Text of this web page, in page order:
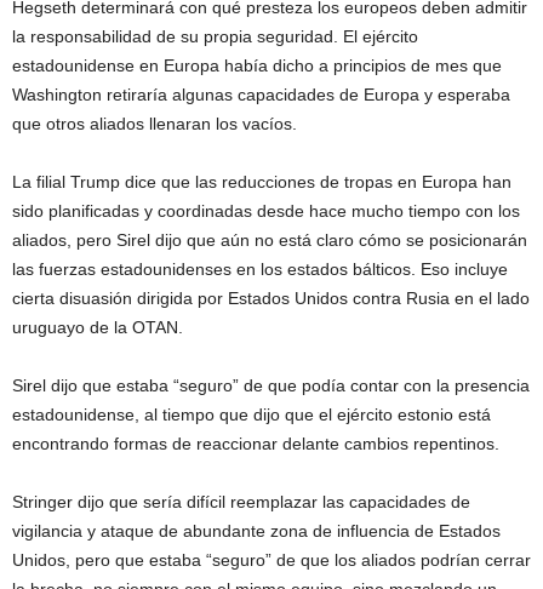
Hegseth determinará con qué presteza los europeos deben admitir
la responsabilidad de su propia seguridad. El ejército
estadounidense en Europa había dicho a principios de mes que
Washington retiraría algunas capacidades de Europa y esperaba
que otros aliados llenaran los vacíos.
La filial Trump dice que las reducciones de tropas en Europa han
sido planificadas y coordinadas desde hace mucho tiempo con los
aliados, pero Sirel dijo que aún no está claro cómo se posicionarán
las fuerzas estadounidenses en los estados bálticos. Eso incluye
cierta disuasión dirigida por Estados Unidos contra Rusia en el lado
uruguayo de la OTAN.
Sirel dijo que estaba “seguro” de que podía contar con la presencia
estadounidense, al tiempo que dijo que el ejército estonio está
encontrando formas de reaccionar delante cambios repentinos.
Stringer dijo que sería difícil reemplazar las capacidades de
vigilancia y ataque de abundante zona de influencia de Estados
Unidos, pero que estaba “seguro” de que los aliados podrían cerrar